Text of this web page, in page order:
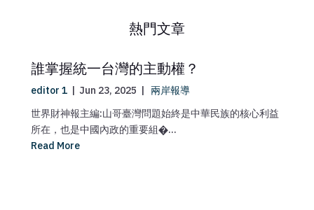
熱門文章
誰掌握統一台灣的主動權？
editor 1 | Jun 23, 2025 | 兩岸報導
世界財神報主編:山哥臺灣問題始終是中華民族的核心利益
所在，也是中國內政的重要組�...
Read More